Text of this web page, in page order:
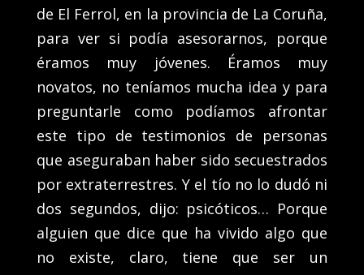
de El Ferrol, en la provincia de La Coruña,
para ver si podía asesorarnos, porque
éramos muy jóvenes. Éramos muy
novatos, no teníamos mucha idea y para
preguntarle como podíamos afrontar
este tipo de testimonios de personas
que aseguraban haber sido secuestrados
por extraterrestres. Y el tío no lo dudó ni
dos segundos, dijo: psicóticos… Porque
alguien que dice que ha vivido algo que
no existe, claro, tiene que ser un